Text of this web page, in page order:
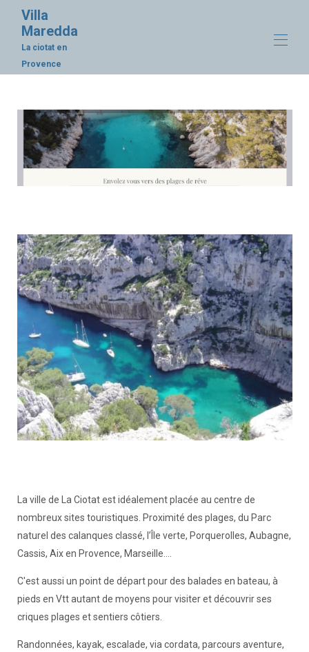
Villa
Maredda
La ciotat en
Provence
All properties ▾
Activities
Our coastline
Custom Page Name
La Ciotat and its history
La ville de La Ciotat est idéalement placée au centre de
nombreux sites touristiques. Proximité des plages, du Parc
naturel des calanques classé, l’Île verte, Porquerolles, Aubagne,
Cassis, Aix en Provence, Marseille....
C'est aussi un point de départ pour des balades en bateau, à
pieds en Vtt autant de moyens pour visiter et découvrir ses
criques plages et sentiers côtiers.
Randonnées, kayak, escalade, via cordata, parcours aventure,